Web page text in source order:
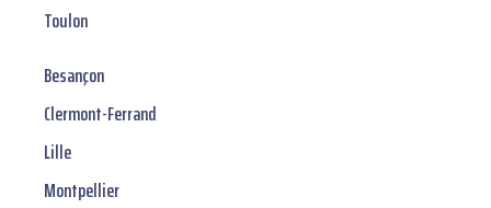
Toulon
Besançon
Clermont-Ferrand
Lille
Montpellier